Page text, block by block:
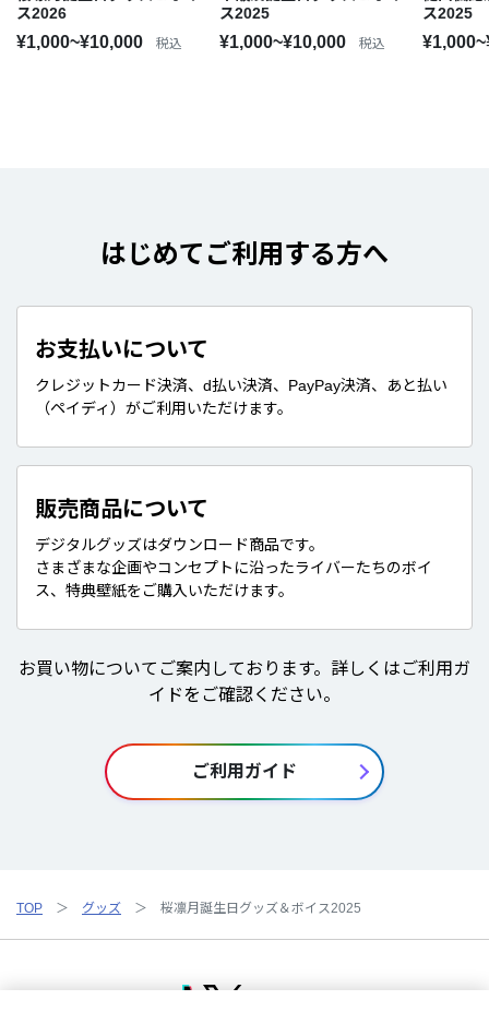
ス2026
¥1,000~¥10,000 税込
ス2025
¥1,000~¥10,000 税込
ス2025
はじめてご利用する方へ
お支払いについて
クレジットカード決済、d払い決済、PayPay決済、あと払い
（ペイディ）がご利用いただけます。
販売商品について
デジタルグッズはダウンロード商品です。
さまざまな企画やコンセプトに沿ったライバーたちのボイ
ス、特典壁紙をご購入いただけます。
お買い物についてご案内しております。詳しくはご利用ガ
イドをご確認ください。
ご利用ガイド
TOP グッズ 桜凛月誕生日グッズ＆ボイス2025